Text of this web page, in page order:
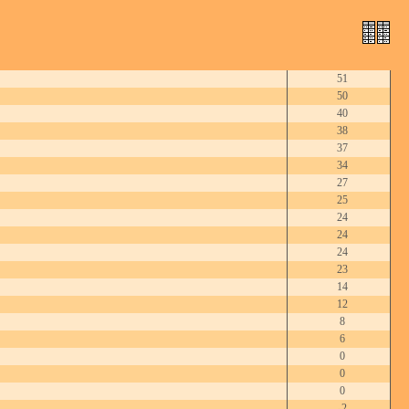
51
50
40
38
37
34
27
25
24
24
24
23
14
12
8
6
0
0
0